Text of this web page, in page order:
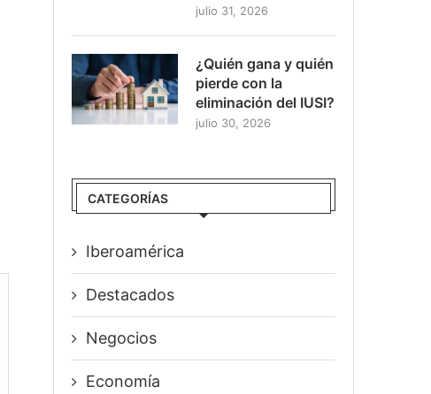
julio 31, 2026
¿Quién gana y quién
pierde con la
eliminación del IUSI?
julio 30, 2026
CATEGORÍAS
Iberoamérica
Destacados
Negocios
Economía